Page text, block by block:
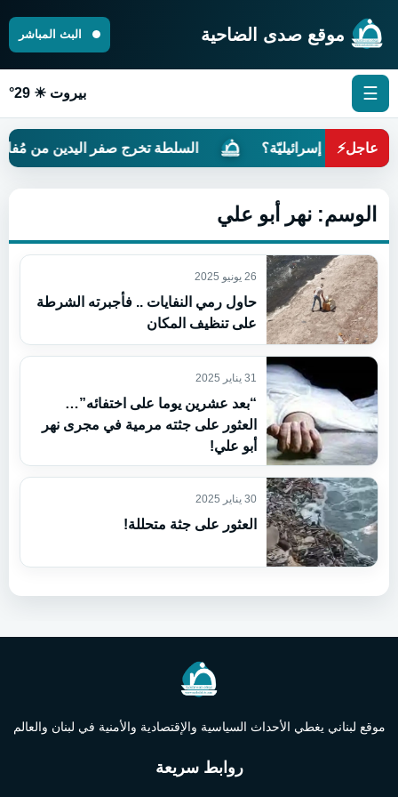
موقع صدى الضاحية البث المباشر
☰ بيروت ☀ 29°
عاجل⚡
مُستعمَرةً إسرائيليّة؟ السلطة تخرج صفر اليدين من
الوسم: نهر أبو علي
26 يونيو 2025
حاول رمي النفايات .. فأجبرته الشرطة
على تنظيف المكان
31 يناير 2025
“بعد عشرين يوما على اختفائه”…
العثور على جثته مرمية في مجرى نهر
أبو علي!
30 يناير 2025
العثور على جثة متحللة!
موقع لبناني يغطي الأحداث السياسية والإقتصادية والأمنية في لبنان والعالم
روابط سريعة